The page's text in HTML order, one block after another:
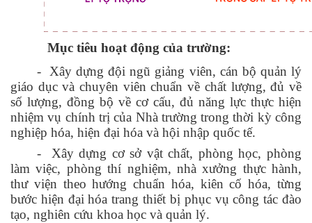
Mục tiêu hoạt động của trường:
-
Xây dựng đội ngũ giảng viên, cán bộ quản lý
giáo dục và chuyên viên chuẩn về chất lượng, đủ về
số lượng, đồng bộ về cơ cấu, đủ năng lực thực hiện
nhiệm vụ chính trị của Nhà trường trong thời kỳ công
nghiệp hóa, hiện đại hóa và hội nhập quốc tế.
-
Xây dựng cơ sở vật chất, phòng học, phòng
làm việc, phòng thí nghiệm, nhà xưởng thực hành,
thư viện theo hướng chuẩn hóa, kiên cố hóa, từng
bước hiện đại hóa trang thiết bị phục vụ công tác đào
tạo, nghiên cứu khoa học và quản lý.